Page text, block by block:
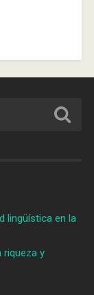
lingüística en la
riqueza y